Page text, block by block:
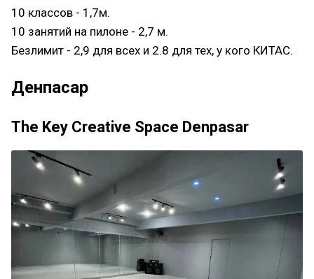
10 классов - 1,7м.
10 занятий на пилоне - 2,7 м.
Безлимит - 2,9 для всех и 2.8 для тех, у кого КИТАС.
Денпасар
The Key Creative Space Denpasar